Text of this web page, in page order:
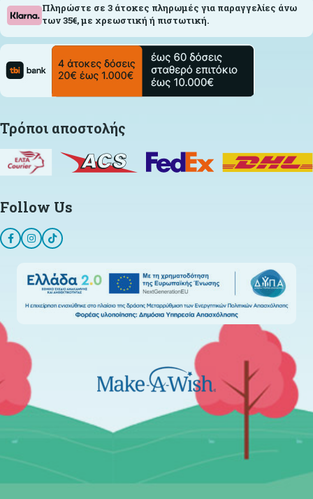
Πληρώστε σε 3 άτοκες πληρωμές για παραγγελίες άνω
των 35€, με χρεωστική ή πιστωτική.
Τρόποι αποστολής
Follow Us